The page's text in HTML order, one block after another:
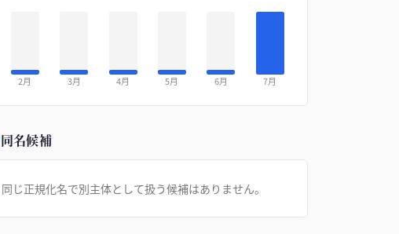
2月 3月 4月 5月 6月 7月
同名候補
同じ正規化名で別主体として扱う候補はありません。